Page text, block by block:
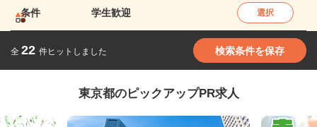
条件 学生歓迎 選択
全 22 件ヒットしました 検索条件を保存
東京都のピックアップPR求人